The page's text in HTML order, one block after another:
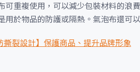
可重複使用，可以減少包裝材料的浪
用於物品的防護或隔熱。氣泡布還可
撕裂設計】保護商品、提升品牌形象